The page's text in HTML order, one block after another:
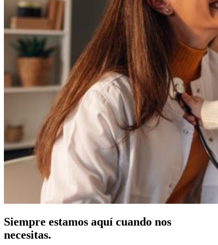
Siempre estamos aquí cuando nos
necesitas.